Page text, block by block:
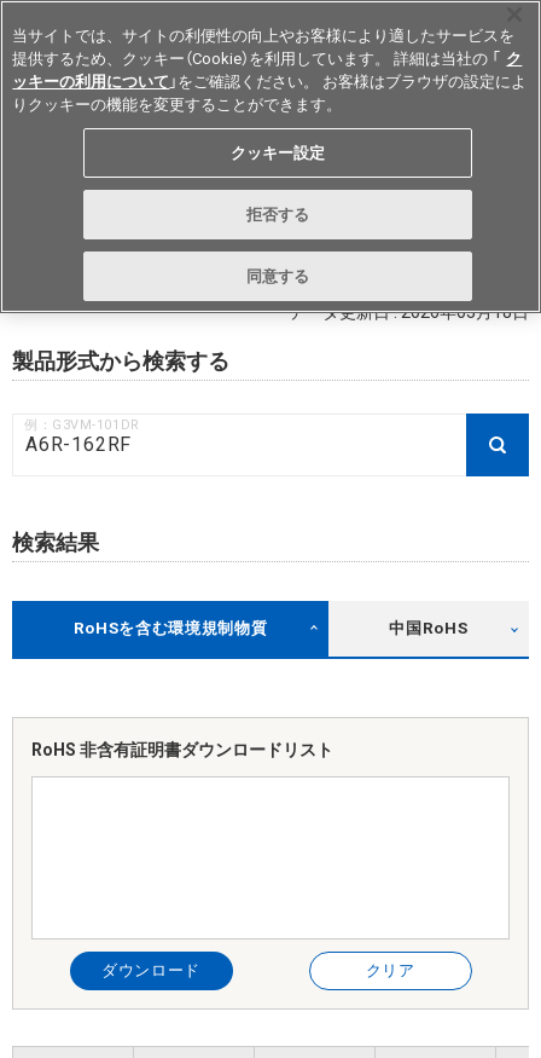
Japan
RoHS対応状況 / 非含有証明書ダウ
ンロード
データ更新日 : 2026年03月18日
製品形式から検索する
例：G3VM-101DR
検索結果
RoHSを含む環境規制物質 中国RoHS
RoHS 非含有証明書ダウンロードリスト
ダウンロード クリア
当サイトでは、サイトの利便性の向上やお客様により適したサービスを
提供するため、クッキー（Cookie）を利用しています。 詳細は当社の 「 ク
ッキーの利用について 」をご確認ください。 お客様はブラウザの設定によ
りクッキーの機能を変更することができます。
クッキー設定
拒否する
同意する